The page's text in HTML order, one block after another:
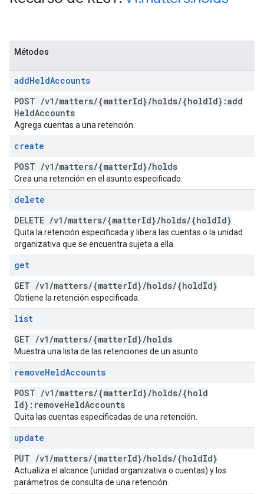
Métodos
addHeldAccounts
POST /v1 /matters/{matterId}/holds/{holdId}:add
HeldAccounts
Agrega cuentas a una retención.
create
POST /v1 /matters/{matterId}/holds
Crea una retención en el asunto especificado.
delete
DELETE /v1 /matters/{matterId}/holds/{holdId}
Quita la retención especificada y libera las cuentas o la unidad
organizativa que se encuentra sujeta a ella.
get
GET /v1 /matters/{matterId}/holds/{holdId}
Obtiene la retención especificada.
list
GET /v1 /matters/{matterId}/holds
Muestra una lista de las retenciones de un asunto.
removeHeldAccounts
POST /v1 /matters/{matterId}/holds/{hold
Id}:removeHeldAccounts
Quita las cuentas especificadas de una retención.
update
PUT /v1 /matters/{matterId}/holds/{holdId}
Actualiza el alcance (unidad organizativa o cuentas) y los
parámetros de consulta de una retención.